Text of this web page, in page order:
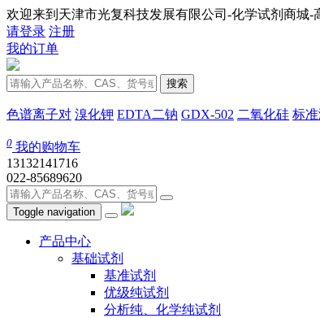
欢迎来到天津市光复科技发展有限公司-化学试剂商
请登录 注册
我的订单
搜索
色谱离子对 溴化钾 EDTA二钠 GDX-502 二氧化硅 标
0 我的购物车
13132141716
022-85689620
Toggle navigation
产品中心
基础试剂
基准试剂
优级纯试剂
分析纯、化学纯试剂